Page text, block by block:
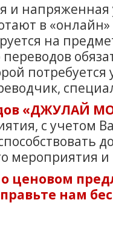
и напряженная
в
на
«ДЖУЛАЙ
с учетом
мероприятия
ценовом
нам